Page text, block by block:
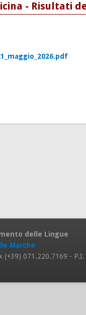
- Risultati
delle Lingue
Marche
(+39) 071.220.7169 -